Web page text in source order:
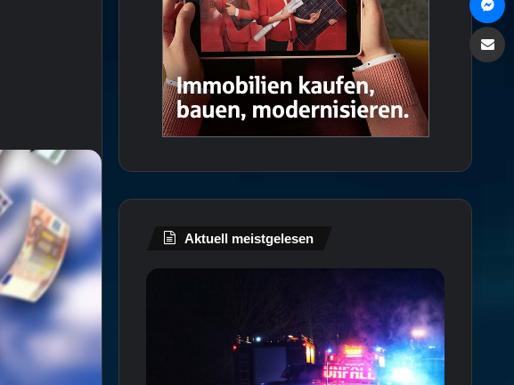
Aktuell meistgelesen